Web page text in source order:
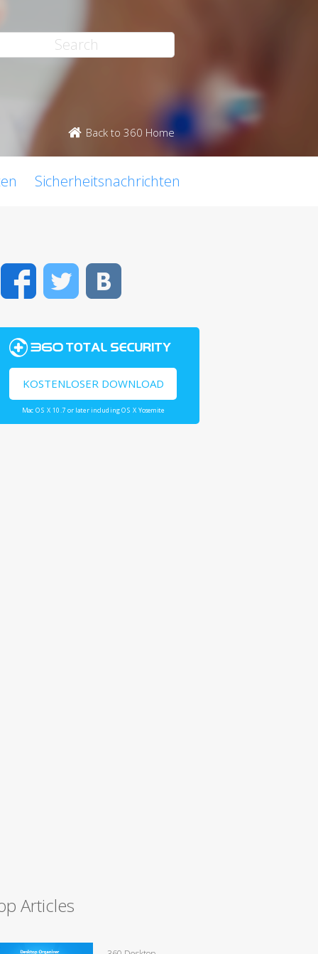
Back to 360 Home
Sicherheitsnachrichten
FacebookTwitter
KOSTENLOSER DOWNLOAD
Mac OS X 10.7 or later including OS X Yosemite
Articles